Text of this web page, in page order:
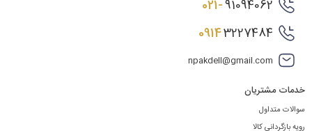
021-91094062
09143227484
npakdell@gmail.com
خدمات مشتریان
سوالات متداول
رویه بازگردانی کالا